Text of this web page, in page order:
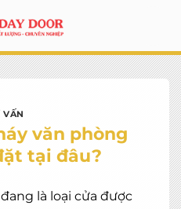
VẤN
văn phòng
tại đâu?
là loại cửa được